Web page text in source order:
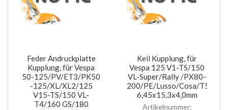
Feder Andruckplatte
Kupplung, für Vespa
50-125/PV/ET3/PK50
-125/XL/XL2/125
V15-TS/150 VL-
T4/160 GS/180
Keil Kupplung, für
Vespa 125 V1-TS/150
VL-Super/Rally /PX80-
200/PE/Lusso/Cosa/T5
6,45x15,3x4,0mm
Artikelnummer: